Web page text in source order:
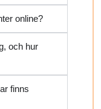
online?
och hur
finns